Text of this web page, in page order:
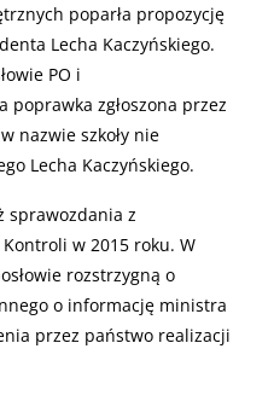
poparła propozycję
Lecha Kaczyńskiego.
PO i
poprawka zgłoszona przez
nazwie szkoły nie
Lecha Kaczyńskiego.
sprawozdania z
w 2015 roku. W
rozstrzygną o
o informację ministra
przez państwo realizacji